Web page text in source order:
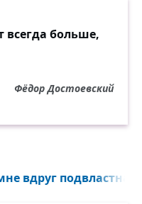
всегда больше,
Фёдор Достоевский
вдруг подвластна